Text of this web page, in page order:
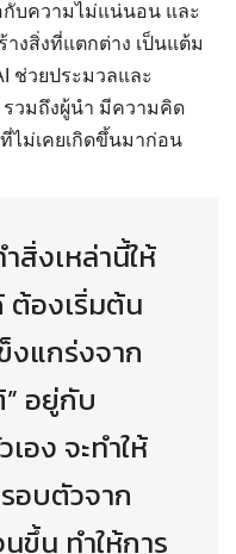
กับความไม่แน่นอน และ
งสิ่งที่แตกต่าง เป็นแต้ม
ช่วยประมวลและ
รวมถึงผู้นำ มีความคิด
ไม่เคยเกิดขึ้นมาก่อน
สิ่งเหล่านี้ให้
ต้องเริ่มต้น
งแกร่งจาก
อยู่กับ
อง จะทำให้
อบตัวจาก
ขึ้น ทำให้การ